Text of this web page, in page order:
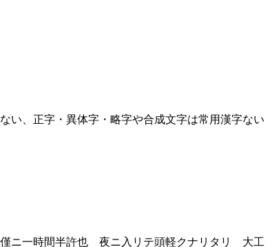
い、正字・異体字・略字や合成文字は常用漢字ない
一時間半許也 夜ニ入リテ頭軽クナリタリ 大工